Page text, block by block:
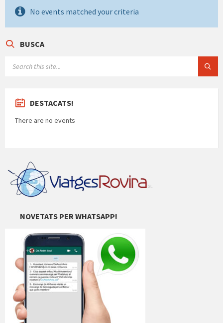
No events matched your criteria
BUSCA
DESTACATS!
There are no events
NOVETATS PER WHATSAPP!